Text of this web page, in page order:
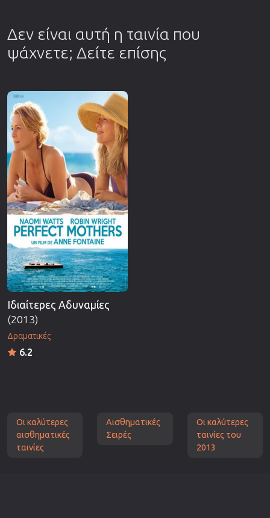
Δεν είναι αυτή η ταινία που
ψάχνετε; Δείτε επίσης
Ιδιαίτερες Αδυναμίες
(2013)
Δραματικές
6.2
Οι καλύτερες
αισθηματικές
ταινίες
Αισθηματικές
Σειρές
Οι καλύτερες
ταινίες του
2013